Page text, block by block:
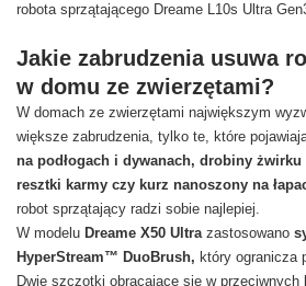
Jakie zabrudzenia usuwa
w domu ze zwierzętami?
W domach ze zwierzętami największym
większe zabrudzenia, tylko te, które
na podłogach i dywanach, drobiny żwirku
resztki karmy czy kurz nanoszony na
robot sprzątający radzi sobie najlepiej.
W modelu Dreame X50 Ultra zastosowano
HyperStream™ DuoBrush, który ogranicza
Dwie szczotki obracające się w przeciwnych